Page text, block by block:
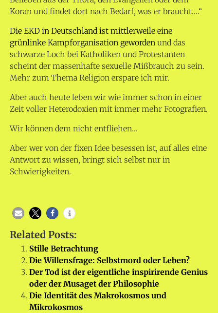
Koran und findet dort nach Bedarf, was er braucht….“
Die EKD in Deutschland ist mittlerweile eine
grünlinke Kampforganisation geworden und das
schwarze Loch bei Katholiken und Protestanten
scheint der massenhafte sexuelle Mißbrauch zu sein.
Mehr zum Thema Religion erspare ich mir.
Aber auch heute leben wir wie immer schon in einer
Zeit voller Heterodoxien mit immer mehr Fotografien.
Wir können dem nicht entfliehen…
Aber wer von der fixen Idee besessen ist, auf alles eine
Antwort zu wissen, bringt sich selbst nur in
Schwierigkeiten.
Related Posts:
Stille Betrachtung
Die Willensfrage: Selbstmord oder Leben?
Der Tod ist der eigentliche inspirirende Genius
oder der Musaget der Philosophie
Die Identität des Makrokosmos und
Mikrokosmos